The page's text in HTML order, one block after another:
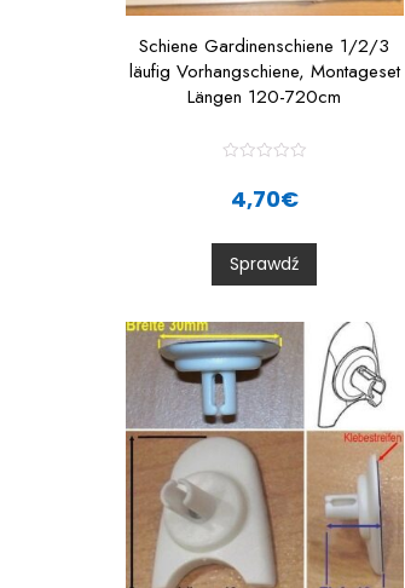
Schiene Gardinenschiene 1/2/3
läufig Vorhangschiene, Montageset
Längen 120-720cm
0
o
u
t
f
5
4,70€
Sprawdź